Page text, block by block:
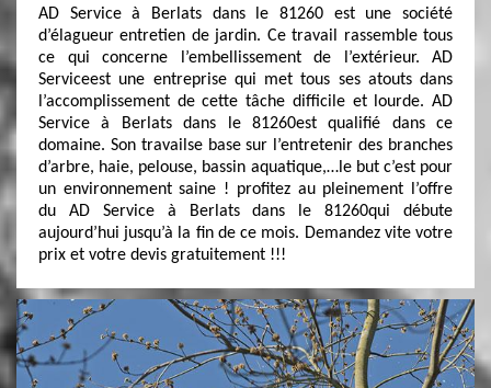
AD Service à Berlats dans le 81260 est une société
d’élagueur entretien de jardin. Ce travail rassemble tous
ce qui concerne l’embellissement de l’extérieur. AD
Serviceest une entreprise qui met tous ses atouts dans
l’accomplissement de cette tâche difficile et lourde. AD
Service à Berlats dans le 81260est qualifié dans ce
domaine. Son travailse base sur l’entretenir des branches
d’arbre, haie, pelouse, bassin aquatique,…le but c’est pour
un environnement saine ! profitez au pleinement l’offre
du AD Service à Berlats dans le 81260qui débute
aujourd’hui jusqu’à la fin de ce mois. Demandez vite votre
prix et votre devis gratuitement !!!